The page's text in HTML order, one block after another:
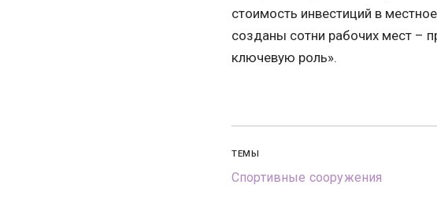
стоимость инвестиций в
созданы сотни рабочих мест –
ключевую роль».
ТЕМЫ
Спортивные сооружения